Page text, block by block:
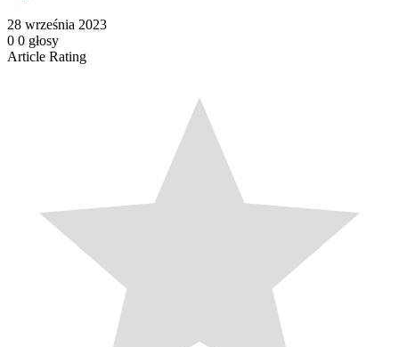
28 września 2023
0 0 głosy
Article Rating